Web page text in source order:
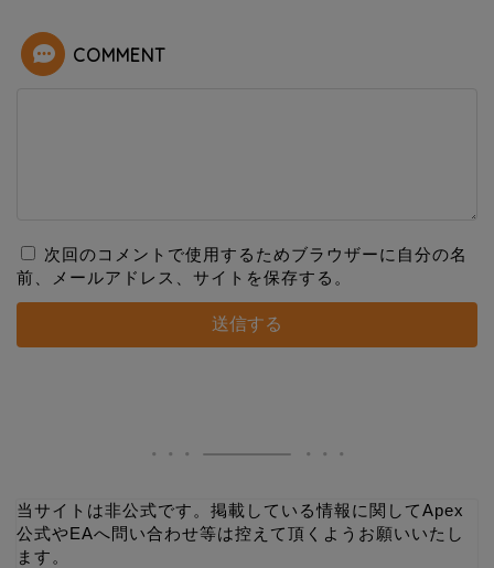
COMMENT
次回のコメントで使用するためブラウザーに自分の名
前、メールアドレス、サイトを保存する。
当サイトは非公式です。掲載している情報に関してApex
公式やEAへ問い合わせ等は控えて頂くようお願いいたし
ます。